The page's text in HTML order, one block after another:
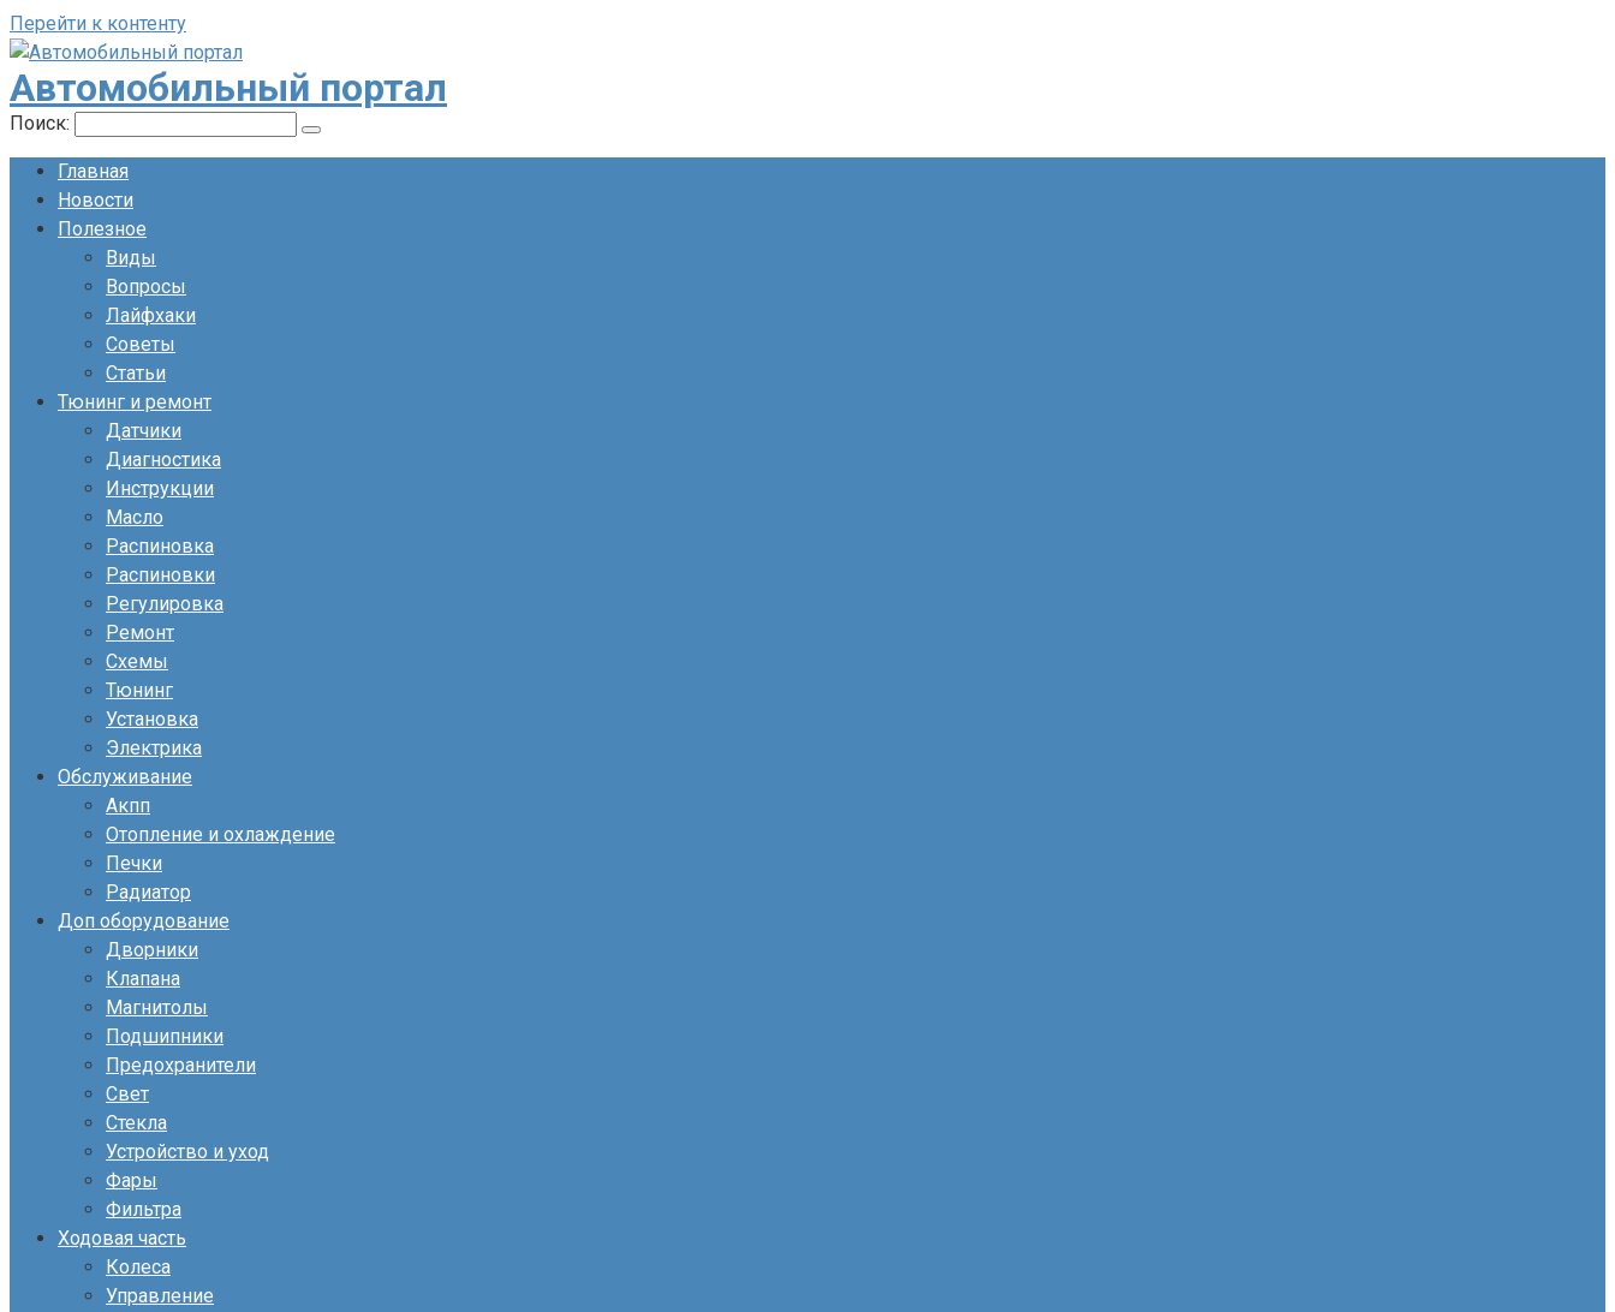
Перейти к контенту
Автомобильный портал
Поиск:
Главная
Новости
Полезное
Виды
Вопросы
Лайфхаки
Советы
Статьи
Тюнинг и ремонт
Датчики
Диагностика
Инструкции
Масло
Распиновка
Распиновки
Регулировка
Ремонт
Схемы
Тюнинг
Установка
Электрика
Обслуживание
Акпп
Отопление и охлаждение
Печки
Радиатор
Доп оборудование
Дворники
Клапана
Магнитолы
Подшипники
Предохранители
Свет
Стекла
Устройство и уход
Фары
Фильтра
Ходовая часть
Колеса
Управление